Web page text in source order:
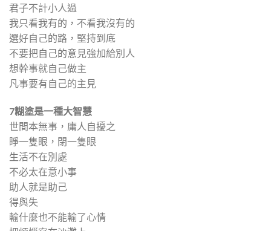
君子不計小人過
我只看我有的，不看我沒有的
選好自己的路，堅持到底
不要把自己的意見強加給別人
想幹事就自己做主
凡事要有自己的主見
7糊塗是一種大智慧
世間本無事，庸人自擾之
睜一隻眼，閉一隻眼
生活不在別處
不必太在意小事
助人就是助己
得與失
輸什麼也不能輸了心情